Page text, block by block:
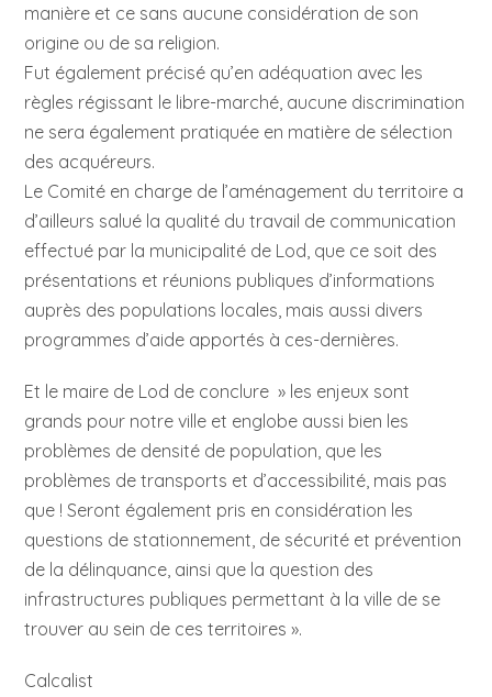
manière et ce sans aucune considération de son
origine ou de sa religion.
Fut également précisé qu’en adéquation avec les
règles régissant le libre-marché, aucune discrimination
ne sera également pratiquée en matière de sélection
des acquéreurs.
Le Comité en charge de l’aménagement du territoire a
d’ailleurs salué la qualité du travail de communication
effectué par la municipalité de Lod, que ce soit des
présentations et réunions publiques d’informations
auprès des populations locales, mais aussi divers
programmes d’aide apportés à ces-dernières.
Et le maire de Lod de conclure » les enjeux sont
grands pour notre ville et englobe aussi bien les
problèmes de densité de population, que les
problèmes de transports et d’accessibilité, mais pas
que ! Seront également pris en considération les
questions de stationnement, de sécurité et prévention
de la délinquance, ainsi que la question des
infrastructures publiques permettant à la ville de se
trouver au sein de ces territoires ».
Calcalist